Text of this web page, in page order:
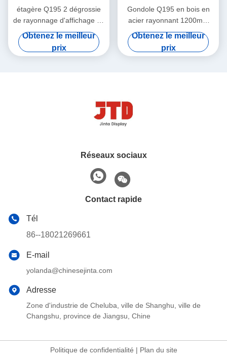
étagère Q195 2 dégrossie
de rayonnage d'affichage de
gondole de 900mm 1500mm
Obtenez le meilleur
prix
Gondole Q195 en bois en
acier rayonnant 1200mm
1800mm étagère de
Obtenez le meilleur
prix
Réseaux sociaux
Contact rapide
Tél
86--18021269661
E-mail
yolanda@chinesejinta.com
Adresse
Zone d'industrie de Cheluba, ville de Shanghu, ville de
Changshu, province de Jiangsu, Chine
Politique de confidentialité | Plan du site